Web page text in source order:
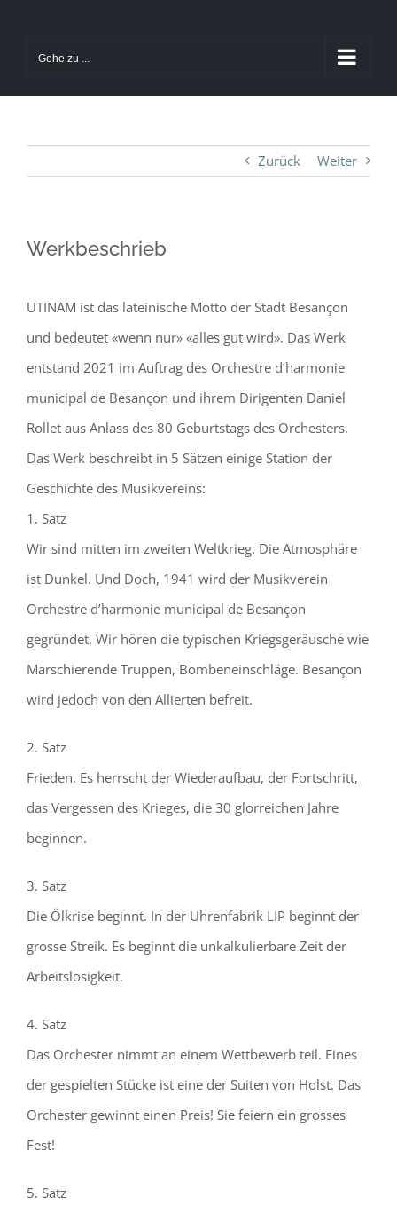
Gehe zu ...
Zurück Weiter
Werkbeschrieb
UTINAM ist das lateinische Motto der Stadt Besançon
und bedeutet «wenn nur» «alles gut wird». Das Werk
entstand 2021 im Auftrag des Orchestre d’harmonie
municipal de Besançon und ihrem Dirigenten Daniel
Rollet aus Anlass des 80 Geburtstags des Orchesters.
Das Werk beschreibt in 5 Sätzen einige Station der
Geschichte des Musikvereins:
1. Satz
Wir sind mitten im zweiten Weltkrieg. Die Atmosphäre
ist Dunkel. Und Doch, 1941 wird der Musikverein
Orchestre d’harmonie municipal de Besançon
gegründet. Wir hören die typischen Kriegsgeräusche wie
Marschierende Truppen, Bombeneinschläge. Besançon
wird jedoch von den Allierten befreit.
2. Satz
Frieden. Es herrscht der Wiederaufbau, der Fortschritt,
das Vergessen des Krieges, die 30 glorreichen Jahre
beginnen.
3. Satz
Die Ölkrise beginnt. In der Uhrenfabrik LIP beginnt der
grosse Streik. Es beginnt die unkalkulierbare Zeit der
Arbeitslosigkeit.
4. Satz
Das Orchester nimmt an einem Wettbewerb teil. Eines
der gespielten Stücke ist eine der Suiten von Holst. Das
Orchester gewinnt einen Preis! Sie feiern ein grosses
Fest!
5. Satz